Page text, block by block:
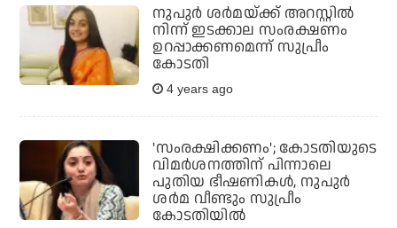
നുപുര്‍ ശര്‍മയ്ക്ക് അറസ്റ്റില്‍
നിന്ന് ഇടക്കാല സംരക്ഷണം
ഉറപ്പാക്കണമെന്ന് സുപ്രീം
കോടതി
4 years ago
'സംരക്ഷിക്കണം'; കോടതിയുടെ
വിമര്‍ശനത്തിന് പിന്നാലെ
പുതിയ ഭീഷണികള്‍, നുപുര്‍
ശര്‍മ വീണ്ടും സുപ്രീം
കോടതിയില്‍